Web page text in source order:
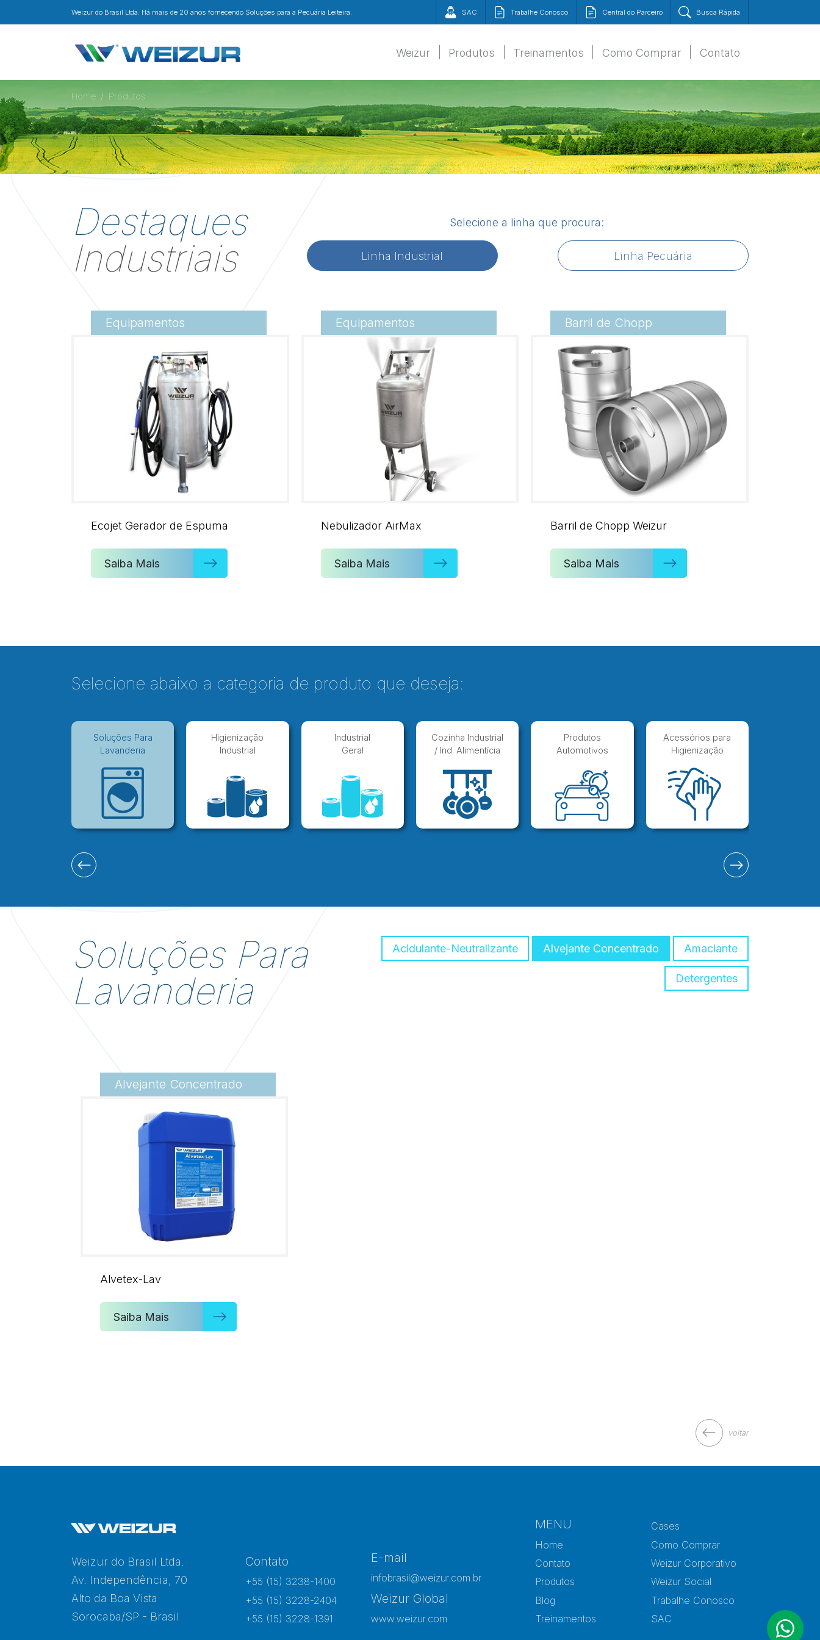
Weizur do Brasil Ltda. Há mais de 20 anos fornecendo Soluções para a Pecuária Leiteira. SAC Trabalhe Conosco Central do Parceiro Busca Rápida
Weizur Produtos Treinamentos Como Comprar Contato
Home Produtos
Destaques
Industriais
Selecione a linha que procura:
Linha Industrial Linha Pecuária
Equipamentos
Ecojet Gerador de Espuma
Saiba Mais
Equipamentos
Nebulizador AirMax
Saiba Mais
Barril de Chopp
Barril de Chopp Weizur
Saiba Mais
Selecione abaixo a categoria de produto que deseja:
Soluções Para
Lavanderia
Higienização
Industrial
Industrial
Geral
Cozinha Industrial
/ Ind. Alimentícia
Produtos
Automotivos
Acessórios para
Higienização
Soluções Para
Lavanderia
Acidulante-Neutralizante Alvejante Concentrado Amaciante
Detergentes
Alvejante Concentrado
Alvetex-Lav
Saiba Mais
voltar
Weizur do Brasil Ltda.
Av. Independência, 70
Alto da Boa Vista
Sorocaba/SP - Brasil
Contato
+55 (15) 3238-1400
+55 (15) 3228-2404
+55 (15) 3228-1391
E-mail
infobrasil@weizur.com.br
Weizur Global
www.weizur.com
MENU
Home
Contato
Produtos
Blog
Treinamentos
Cases
Como Comprar
Weizur Corporativo
Weizur Social
Trabalhe Conosco
SAC